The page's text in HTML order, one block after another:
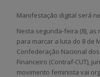
Manifestação digital será
Nesta segunda-feira (8),
para marcar a luta do 8 de
Confederação Nacional
Financeiro (Contraf-CUT),
movimento feminista vai